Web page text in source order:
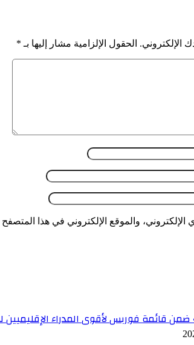
الإلكتروني. الحقول الإلزامية مشار إليها بـ *
والموقع الإلكتروني في هذا
قائمة فوربس لأقوى المدراء الإقليميين